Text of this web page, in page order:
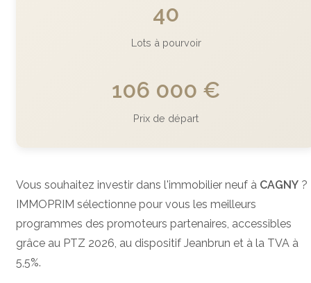
40
Lots à pourvoir
106 000 €
Prix de départ
Vous souhaitez investir dans l'immobilier neuf à CAGNY ?
IMMOPRIM sélectionne pour vous les meilleurs
programmes des promoteurs partenaires, accessibles
grâce au PTZ 2026, au dispositif Jeanbrun et à la TVA à
5,5%.